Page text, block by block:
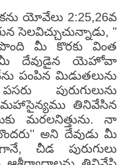
యోవేలు 2:25,26వ
సెలవిచ్చుచున్నాడు, "
మీ కొరకు వింత
మీ దేవుడైన యెహోవా
పంపిన మిడుతలును
పురుగులును
మహాసైన్యము తినివేసిన
మరలనిత్తును. నా
అని దేవుడు మీ
చీడ పురుగులు